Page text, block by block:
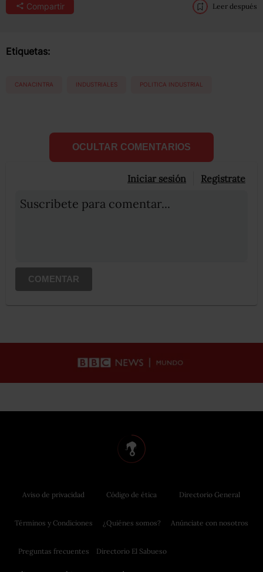
Compartir Leer después
Etiquetas:
CANACINTRA INDUSTRIALES POLITICA INDUSTRIAL
OCULTAR COMENTARIOS
Iniciar sesión Registrate
Suscribete para comentar...
COMENTAR
Aviso de privacidad
Términos y Condiciones
Preguntas frecuentes
Código de ética
¿Quiénes somos?
Directorio El Sabueso
Directorio General
Anúnciate con nosotros